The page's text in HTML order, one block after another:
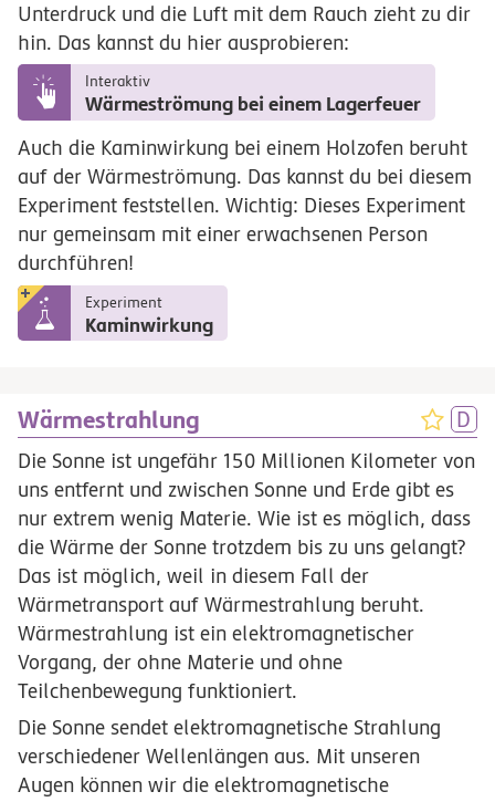
Unterdruck und die Luft mit dem Rauch zieht zu dir
hin. Das kannst du hier ausprobieren:
Interaktiv
Wärmeströmung bei einem Lagerfeuer
Auch die Kaminwirkung bei einem Holzofen beruht
auf der Wärmeströmung. Das kannst du bei diesem
Experiment feststellen. Wichtig: Dieses Experiment
nur gemeinsam mit einer erwachsenen Person
durchführen!
Experiment
Kaminwirkung
Wärmestrahlung
Die Sonne ist ungefähr 150 Millionen Kilometer von
uns entfernt und zwischen Sonne und Erde gibt es
nur extrem wenig Materie. Wie ist es möglich, dass
die Wärme der Sonne trotzdem bis zu uns gelangt?
Das ist möglich, weil in diesem Fall der
Wärmetransport auf Wärmestrahlung beruht.
Wärmestrahlung ist ein elektromagnetischer
Vorgang, der ohne Materie und ohne
Teilchenbewegung funktioniert.
Die Sonne sendet elektromagnetische Strahlung
verschiedener Wellenlängen aus. Mit unseren
Augen können wir die elektromagnetische